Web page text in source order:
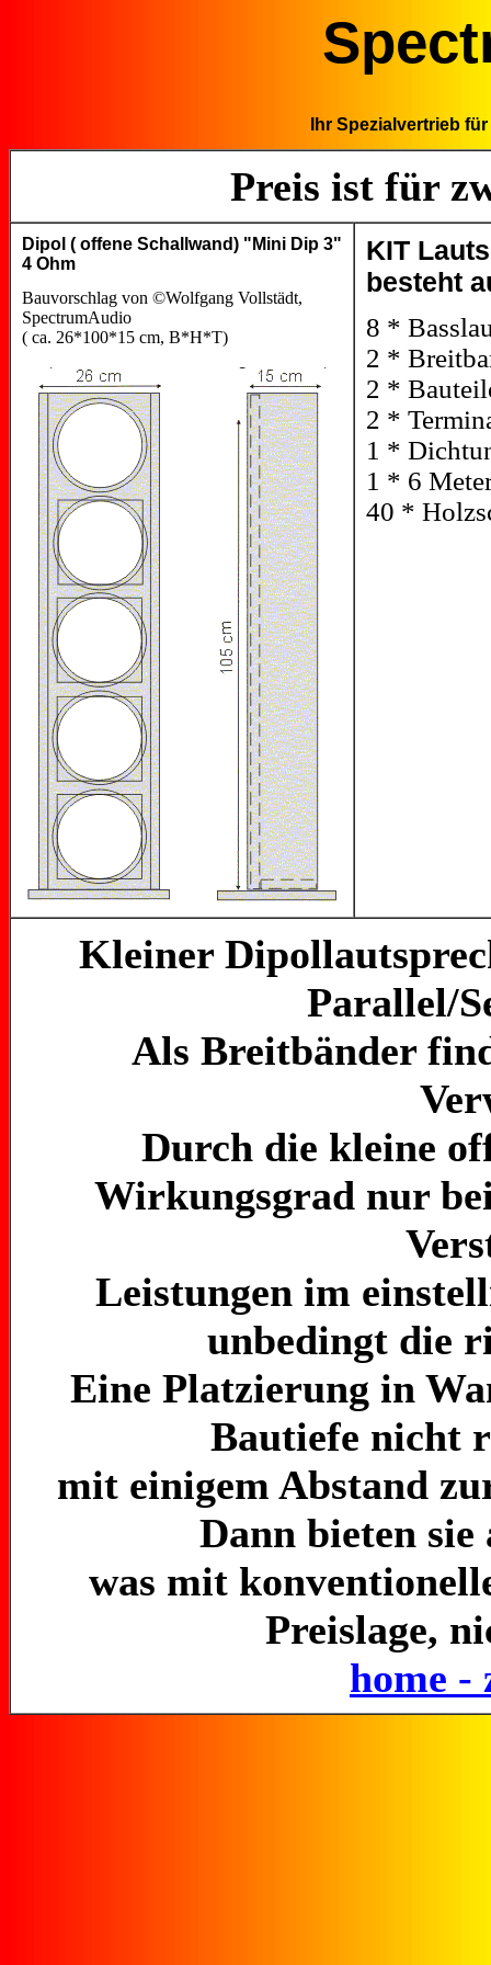
Ihr Spezialvertrieb
Preis ist für
Dipol ( offene Schallwand) "Mini Dip 3"
4 Ohm
Bauvorschlag von ©Wolfgang Vollstädt,
SpectrumAudio
( ca. 26*100*15 cm, B*H*T)
KIT
besteht
8 *
2 *
2 *
2 *
1 *
1 * 6
40 *
Kleiner
Parallel/
Als Breitbänder
Durch die kleine
Wirkungsgrad nur
Leistungen im
unbedingt die
Eine Platzierung in
Bautiefe nicht
mit einigem Abstand
Dann bieten
was mit
Preislage,
home -